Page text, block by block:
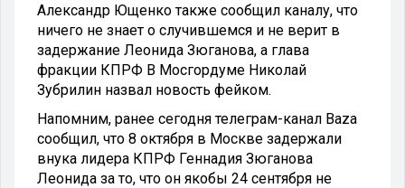
Александр Ющенко также сообщил каналу, что
ничего не знает о случившемся и не верит в
задержание Леонида Зюганова, а глава
фракции КПРФ В Мосгордуме Николай
Зубрилин назвал новость фейком.
Напомним, ранее сегодня телеграм-канал Baza
сообщил, что 8 октября в Москве задержали
внука лидера КПРФ Геннадия Зюганова
Леонида за то, что он якобы 24 сентября не